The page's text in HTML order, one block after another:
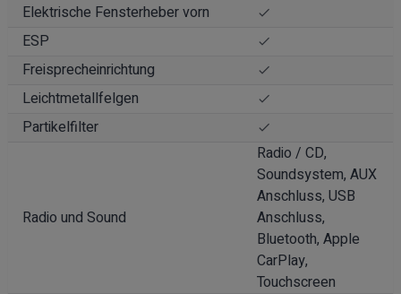
Elektrische Fensterheber vorn
ESP
Freisprecheinrichtung
Leichtmetallfelgen
Partikelfilter
Radio und Sound
Radio / CD,
Soundsystem, AUX
Anschluss, USB
Anschluss,
Bluetooth, Apple
CarPlay,
Touchscreen